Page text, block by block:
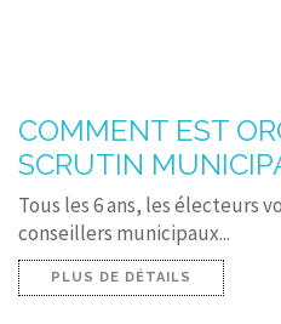
COMMENT EST
SCRUTIN
Tous les 6 ans, les électeurs
conseillers municipaux...
PLUS DE DÉTAILS